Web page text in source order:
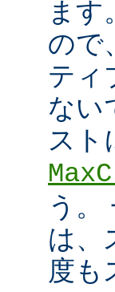
ます
ので
ティ
ない
スト
う。
は、
度も